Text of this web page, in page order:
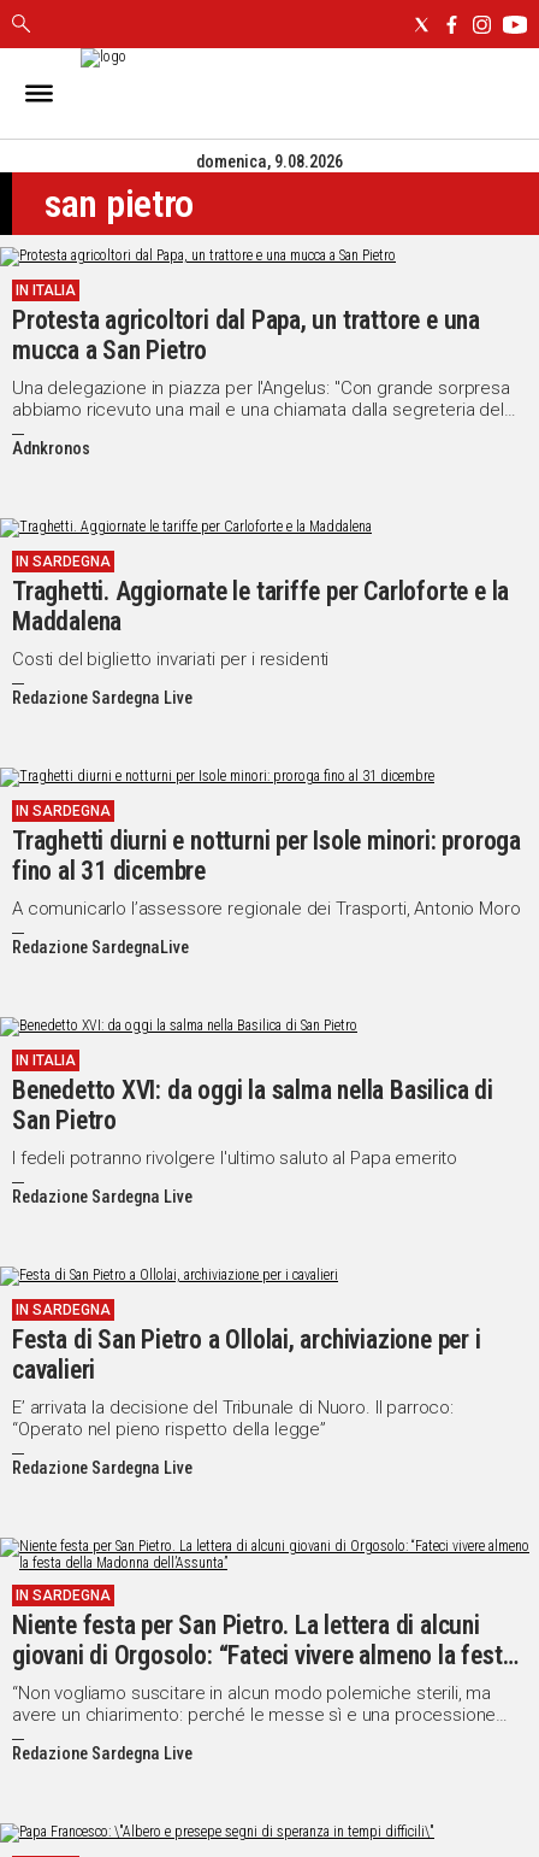
IN
CAGLIARI
SASSARI
NUORO
ORISTANO
SULCIS
GALLURA
OGLIASTRA
MEDIO
CAMPIDANO
POLITICA
IN
ITALIA
NEL
MONDO
VIDEO
WHATSAPP
Social
domenica, 9.08.2026
san pietro
IN ITALIA
Protesta agricoltori dal Papa, un trattore e una
mucca a San Pietro
Una delegazione in piazza per l'Angelus: "Con grande sorpresa
abbiamo ricevuto una mail e una chiamata dalla segreteria del
Papa"
Adnkronos
IN SARDEGNA
Traghetti. Aggiornate le tariffe per Carloforte e la
Maddalena
Costi del biglietto invariati per i residenti
Redazione Sardegna Live
IN SARDEGNA
Traghetti diurni e notturni per Isole minori: proroga
fino al 31 dicembre
A comunicarlo l’assessore regionale dei Trasporti, Antonio Moro
Redazione SardegnaLive
IN ITALIA
Benedetto XVI: da oggi la salma nella Basilica di
San Pietro
I fedeli potranno rivolgere l'ultimo saluto al Papa emerito
Redazione Sardegna Live
IN SARDEGNA
Festa di San Pietro a Ollolai, archiviazione per i
cavalieri
E’ arrivata la decisione del Tribunale di Nuoro. Il parroco:
“Operato nel pieno rispetto della legge”
Redazione Sardegna Live
IN SARDEGNA
Niente festa per San Pietro. La lettera di alcuni
giovani di Orgosolo: “Fateci vivere almeno la festa
della Madonna dell’Assunta”
“Non vogliamo suscitare in alcun modo polemiche sterili, ma
avere un chiarimento: perché le messe sì e una processione
all’aperto no?”
Redazione Sardegna Live